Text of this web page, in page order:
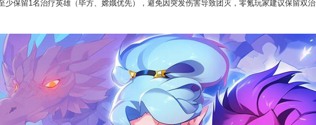
少保留1名治疗英雄（毕方、嫦娥优先），避免因突发伤害导致团灭，零氪玩家建议保留双治